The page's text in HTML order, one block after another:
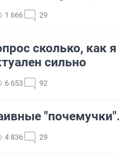
1 666 29
сколько, как
сильно
6 653 92
4 836 29